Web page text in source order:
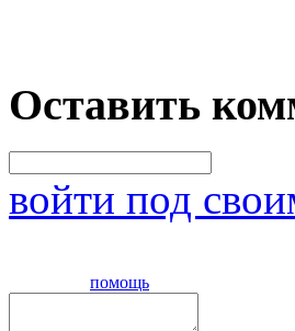
Оставить
войти под
помощь